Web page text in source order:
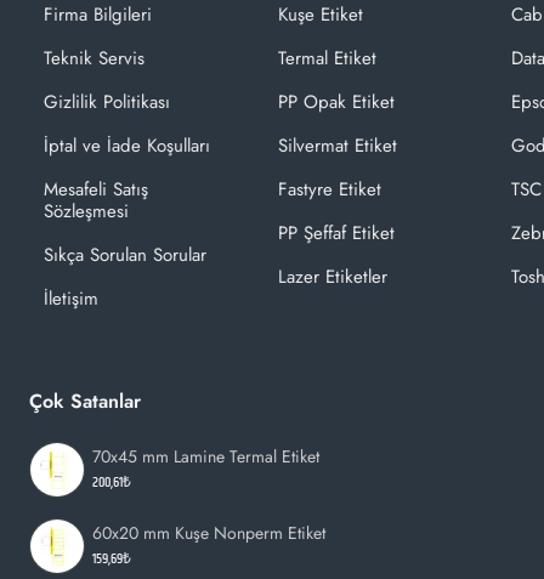
Firma Bilgileri
Teknik Servis
Gizlilik Politikası
İptal ve İade Koşulları
Mesafeli Satış
Sözleşmesi
Sıkça Sorulan Sorular
İletişim
Kuşe Etiket
Termal Etiket
PP Opak Etiket
Silvermat Etiket
Fastyre Etiket
PP Şeffaf Etiket
Lazer Etiketler
Çok Satanlar
70x45 mm Lamine Termal Etiket
200,61₺
60x20 mm Kuşe Nonperm Etiket
159,69₺